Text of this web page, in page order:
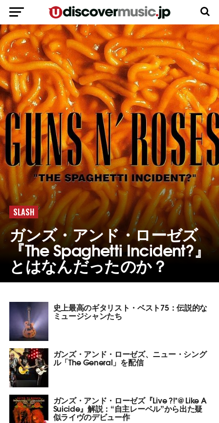
SLASH
ガンズ・アンド・ローゼズ
『The Spaghetti Incident?』
とはなんだったのか？
史上最高のギタリスト・ベスト75：伝説的な
ミュージシャンたち
ガンズ・アンド・ローゼズ、ニュー・シング
ル「The General」を配信
ガンズ・アンド・ローゼズ『Live ?!*@ Like A
Suicide』解説：“自主レーベル”から出た疑
似ライヴのデビュー作